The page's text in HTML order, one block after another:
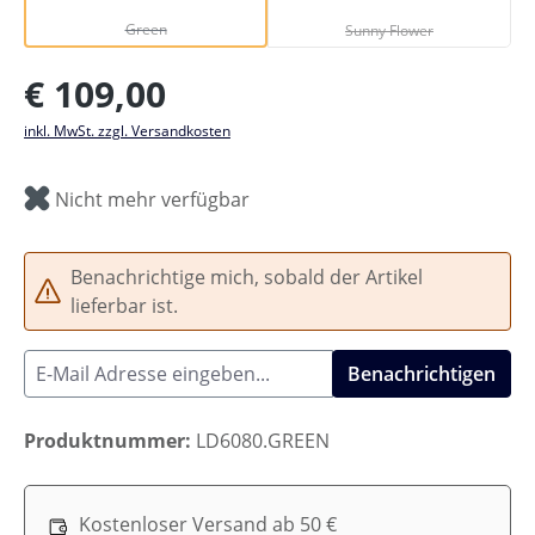
Green Sunny Flower
Regulärer Preis:
€ 109,00
inkl. MwSt. zzgl. Versandkosten
Nicht mehr verfügbar
Benachrichtige mich, sobald der Artikel
lieferbar ist.
Benachrichtigen
Produktnummer: LD6080.GREEN
Kostenloser Versand ab 50 €